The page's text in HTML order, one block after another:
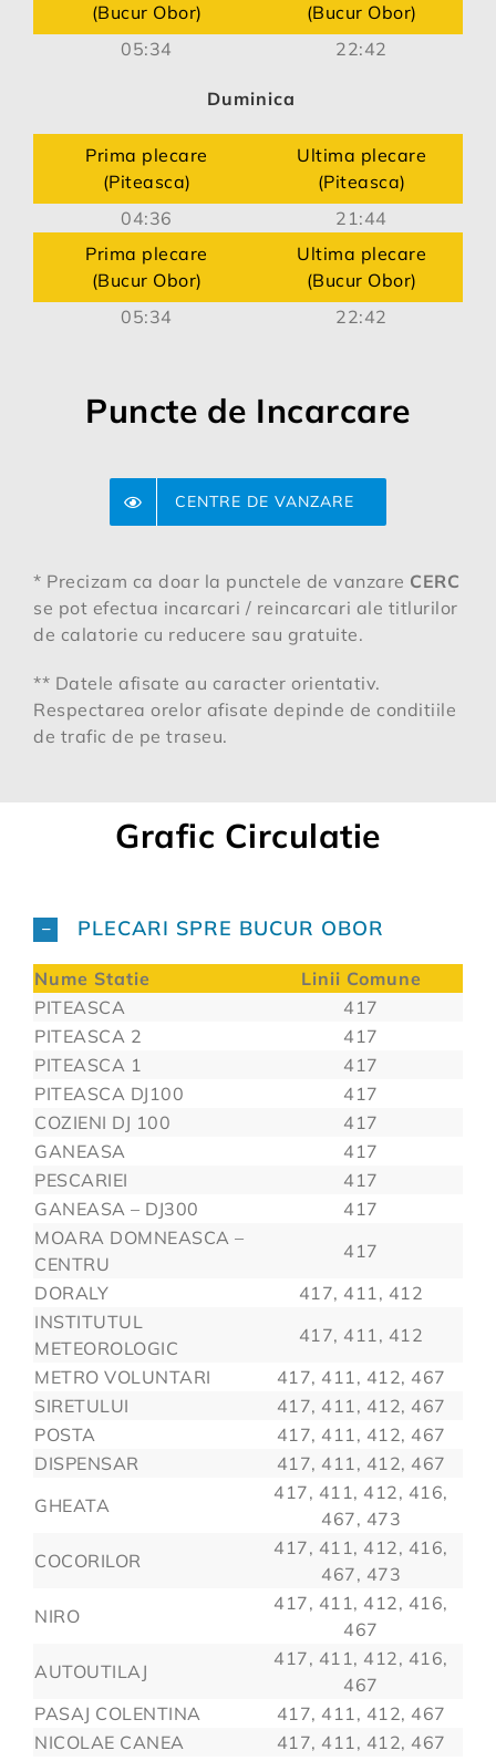
(Bucur Obor)
(Bucur Obor)
05:34
22:42
Duminica
Prima plecare
(Piteasca)
Ultima plecare
(Piteasca)
04:36
21:44
Prima plecare
(Bucur Obor)
Ultima plecare
(Bucur Obor)
05:34
22:42
Puncte de Incarcare
CENTRE DE VANZARE
* Precizam ca doar la punctele de vanzare CERC
se pot efectua incarcari / reincarcari ale titlurilor
de calatorie cu reducere sau gratuite.
** Datele afisate au caracter orientativ.
Respectarea orelor afisate depinde de conditiile
de trafic de pe traseu.
Grafic Circulatie
PLECARI SPRE BUCUR OBOR
Nume Statie
Linii Comune
PITEASCA
417
PITEASCA 2
417
PITEASCA 1
417
PITEASCA DJ100
417
COZIENI DJ 100
417
GANEASA
417
PESCARIEI
417
GANEASA – DJ300
417
MOARA DOMNEASCA –
CENTRU
417
DORALY
417, 411, 412
INSTITUTUL
METEOROLOGIC
417, 411, 412
METRO VOLUNTARI
417, 411, 412, 467
SIRETULUI
417, 411, 412, 467
POSTA
417, 411, 412, 467
DISPENSAR
417, 411, 412, 467
GHEATA
417, 411, 412, 416,
467, 473
COCORILOR
417, 411, 412, 416,
467, 473
NIRO
417, 411, 412, 416,
467
AUTOUTILAJ
417, 411, 412, 416,
467
PASAJ COLENTINA
417, 411, 412, 467
NICOLAE CANEA
417, 411, 412, 467